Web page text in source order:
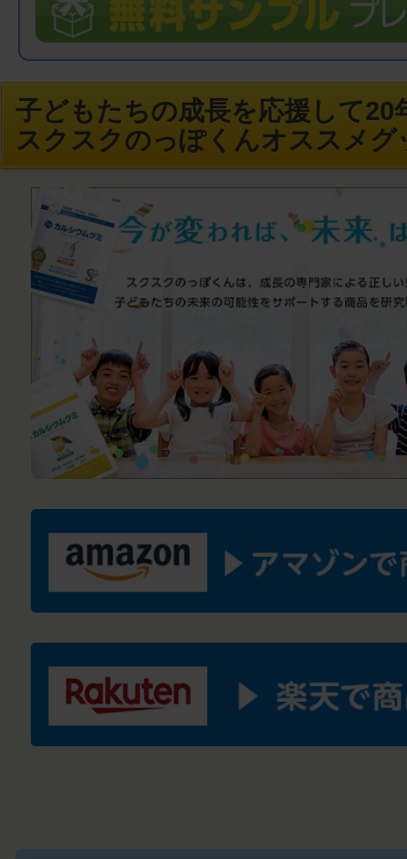
子どもたちの成長を応援して20
スクスクのっぽくんオススメグ